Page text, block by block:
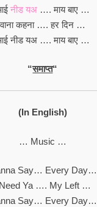
नीड यअ…. माय बाए …
वाना कहना …. हर दिन …
नीड यअ …. माय बाए …
“समाप्त“
(In English)
… Music …
Say… Every Day…
Ya …. My Left …
Say… Every Day…